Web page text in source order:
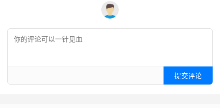
提交评论